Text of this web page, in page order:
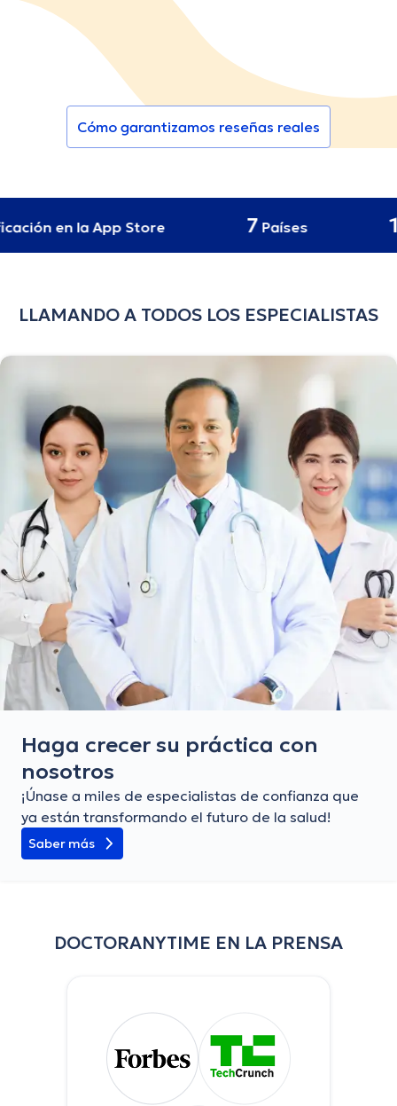
Cómo garantizamos reseñas reales
en la App Store Países 12
LLAMANDO A TODOS LOS ESPECIALISTAS
Haga crecer su práctica con
nosotros
¡Únase a miles de especialistas de confianza que
ya están transformando el futuro de la salud!
Saber más
DOCTORANYTIME EN LA PRENSA